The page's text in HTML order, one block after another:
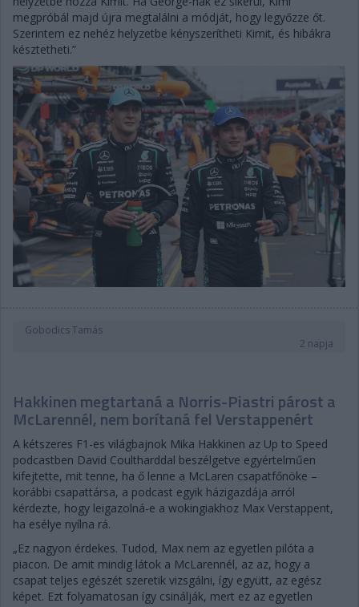
megpróbál majd újra megtalálni a módját, hogy legyőzze őt.
Szerintem ez nehéz helyzetbe kényszerítheti Kimit, és hibákra
késztetheti.”
Gobodics Tamás
2 napja
Hakkinen megtartaná a Norris-Piastri párost a
McLarennél, nem borítaná fel Verstappenért
A kétszeres F1-es világbajnok Mika Hakkinen az Up to Speed
podcastben David Coultharddal beszélgetve egyértelműen
kifejtette, mit tenne, ha ő lenne a McLaren csapatfőnöke –
korábbi csapattársa, a podcast egyik házigazdája arról
kérdezte, hogy leigazolná-e a wokingiakhoz Max Verstappent,
ha esélye nyílna rá.
„Ez nagyon érdekes. Tudod, Max nem az egyetlen pilóta a
piacon. De amit mindig látok a McLarennél, az az, hogy a
csapat teljes egészét szeretik vizsgálni, így együtt, az egész
képet. Ezt folyamatosan így csinálják, mert ez az egyetlen